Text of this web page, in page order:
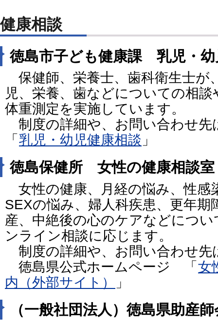
健康相談
徳島市子ども健康課 乳児・幼
保健師、栄養士、歯科衛生士が
児、栄養、歯などについての相
体重測定を実施しています。
制度の詳細や、お問い合わせ先
「 乳児・幼児健康相談 」
徳島保健所 女性の健康相談室
女性の健康、月経の悩み、性感
SEXの悩み、婦人科疾患、更年期
産、中絶後の心のケアなどにつ
ンライン相談に応じます。
制度の詳細や、お問い合わせ
徳島県公式ホームページ 「 女
内（外部サイト）
」
（一般社団法人）徳島県助産